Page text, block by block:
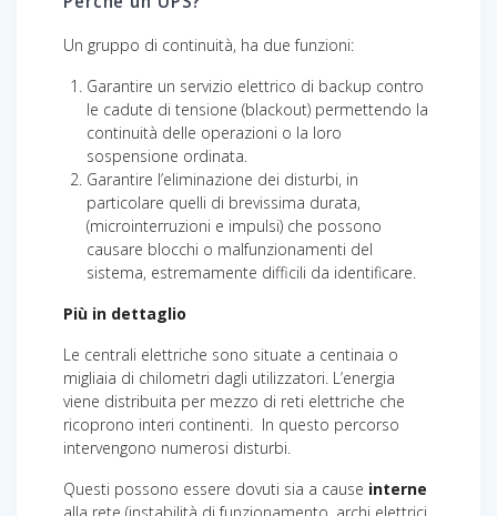
Un gruppo di continuità, ha due funzioni:
Garantire un servizio elettrico di backup contro
le cadute di tensione (blackout) permettendo la
continuità delle operazioni o la loro
sospensione ordinata.
Garantire l’eliminazione dei disturbi, in
particolare quelli di brevissima durata,
(microinterruzioni e impulsi) che possono
causare blocchi o malfunzionamenti del
sistema, estremamente difficili da identificare.
Più in dettaglio
Le centrali elettriche sono situate a centinaia o
migliaia di chilometri dagli utilizzatori. L’energia
viene distribuita per mezzo di reti elettriche che
ricoprono interi continenti. In questo percorso
intervengono numerosi disturbi.
Questi possono essere dovuti sia a cause interne